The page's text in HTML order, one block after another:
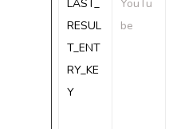
LAST_
RESUL
T_ENT
RY_KE
Y
YouTu
be